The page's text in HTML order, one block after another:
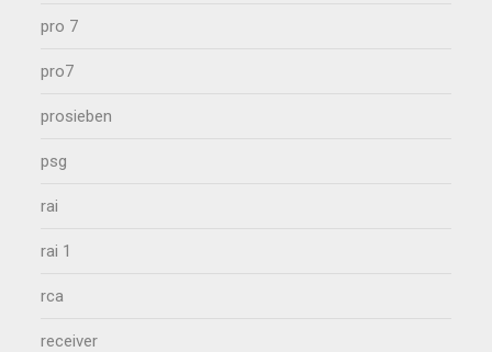
pro 7
pro7
prosieben
psg
rai
rai 1
rca
receiver